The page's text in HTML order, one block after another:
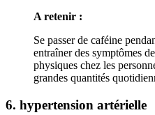
A retenir :
Se passer de caféine
entraîner des symptômes
physiques chez les
grandes quantités
6. hypertension artérielle